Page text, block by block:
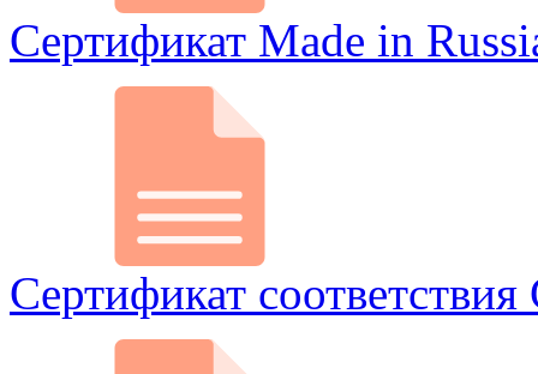
Сертификат Made in
Сертификат